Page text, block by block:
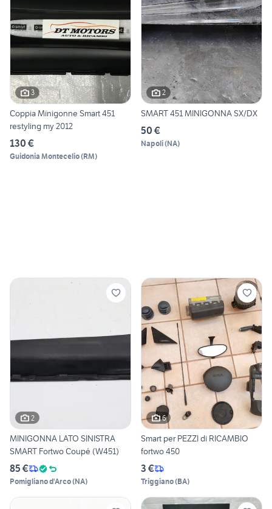
3
Coppia Minigonne Smart 451
restyling my 2012
130 €
Guidonia Montecelio(RM)
2
SMART 451 MINIGONNA SX/DX
50 €
Napoli(NA)
2
MINIGONNA LATO SINISTRA
SMART Fortwo Coupé (W451)
85 €
Pomigliano d'Arco(NA)
6
Smart per PEZZI di RICAMBIO
fortwo 450
3 €
Triggiano(BA)